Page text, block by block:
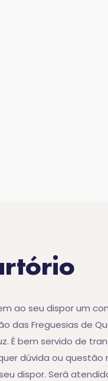
ao seu dispor um
das Freguesias de
É bem servido de
dúvida ou questão
dispor. Será